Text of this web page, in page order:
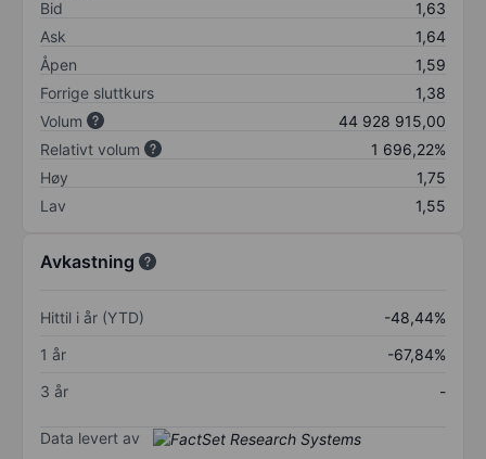
Bid
1,63
Ask
1,64
Åpen
1,59
Forrige sluttkurs
1,38
Volum
44 928 915,00
Relativt volum
1 696,22%
Høy
1,75
Lav
1,55
Avkastning
Hittil i år (YTD)
-48,44%
1 år
-67,84%
3 år
-
Data levert av